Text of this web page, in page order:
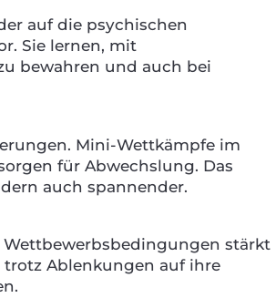
auf die psychischen
Sie lernen, mit
bewahren und auch bei
Mini-Wettkämpfe im
für Abwechslung. Das
auch spannender.
Wettbewerbsbedingungen stärkt
Ablenkungen auf ihre